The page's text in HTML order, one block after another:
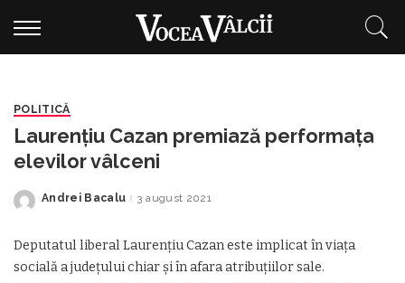
POLITICĂ
Laurențiu Cazan premiază performața
elevilor vâlceni
Posted
Andrei Bacalu 3 august 2021
Deputatul liberal Laurențiu Cazan este implicat în viața
socială a județului chiar și în afara atribuțiilor sale.